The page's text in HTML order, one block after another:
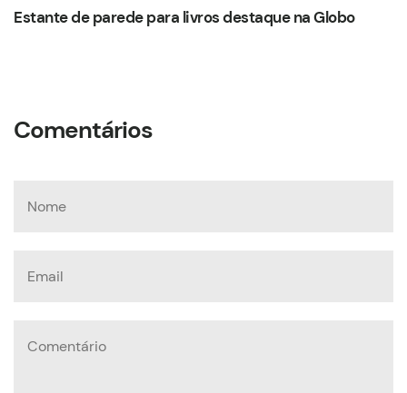
Estante de parede para livros destaque na Globo
Comentários